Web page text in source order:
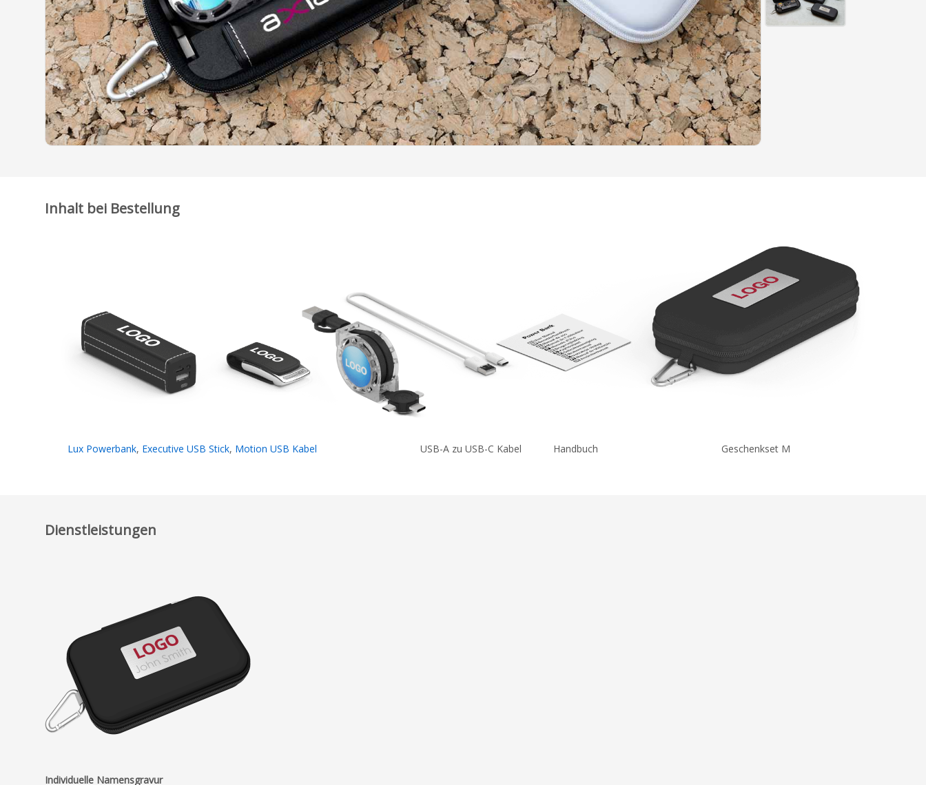
Inhalt bei Bestellung
Lux Powerbank, Executive USB Stick, Motion USB Kabel USB-A zu USB-C Kabel Handbuch Geschenkset M
Dienstleistungen
Individuelle Namensgravur